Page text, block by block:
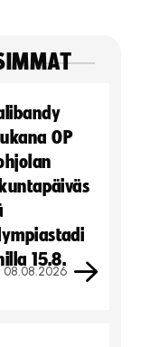
OP
15.8.
08.08.2026